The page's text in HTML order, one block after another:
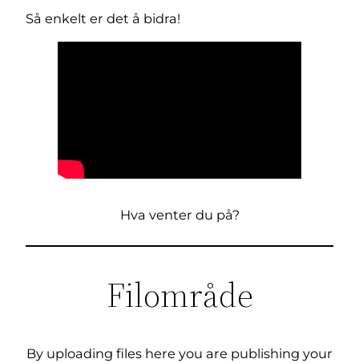
Så enkelt er det å bidra!
Hva venter du på?
Filområde
By uploading files here you are publishing your